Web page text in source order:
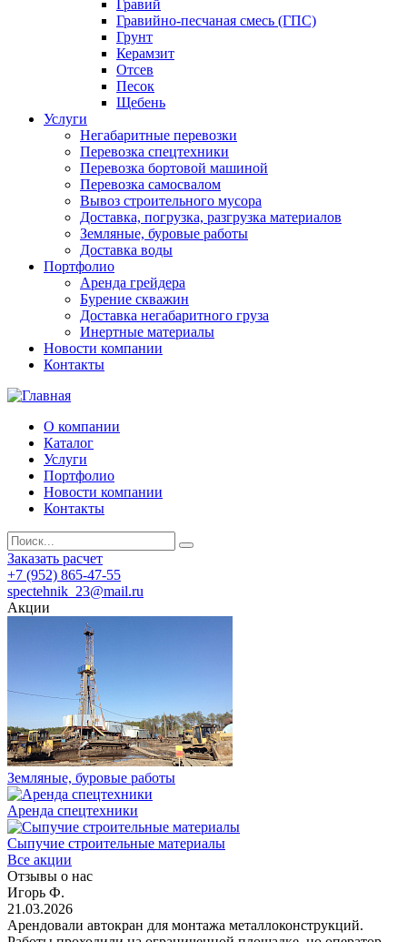
Гравий
Гравийно-песчаная смесь (ГПС)
Грунт
Керамзит
Отсев
Песок
Щебень
Услуги
Негабаритные перевозки
Перевозка спецтехники
Перевозка бортовой машиной
Перевозка самосвалом
Вывоз строительного мусора
Доставка, погрузка, разгрузка материалов
Земляные, буровые работы
Доставка воды
Портфолио
Аренда грейдера
Бурение скважин
Доставка негабаритного груза
Инертные материалы
Новости компании
Контакты
О компании
Каталог
Услуги
Портфолио
Новости компании
Контакты
Заказать расчет
+7 (952) 865-47-55
spectehnik_23@mail.ru
Акции
Земляные, буровые работы
Аренда спецтехники
Сыпучие строительные материалы
Все акции
Отзывы о нас
Игорь Ф.
21.03.2026
Арендовали автокран для монтажа металлоконструкций.